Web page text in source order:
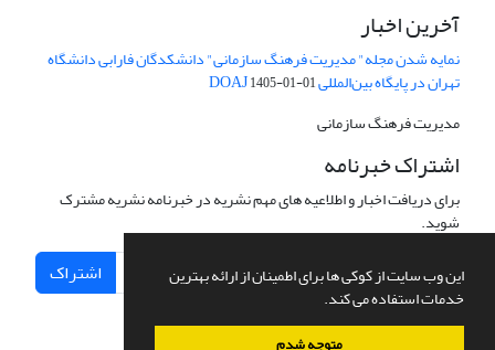
این وب سایت از کوکی ها برای اطمینان از ارائه بهترین
خدمات استفاده می کند.
متوجه شدم
آخرین اخبار
نمایه شدن مجله" مدیریت فرهنگ سازمانی" دانشکدگان فارابی دانشگاه
تهران در پایگاه بین‌المللی DOAJ1405-01-01
مدیریت فرهنگ سازمانی
اشتراک خبرنامه
برای دریافت اخبار و اطلاعیه های مهم نشریه در خبرنامه نشریه مشترک
شوید.
اشتراک